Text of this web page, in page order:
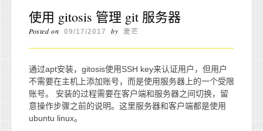
使用 gitosis 管理 git 服务器
Posted on 09/17/2017 by 麦芒
通过apt安装，gitosis使用SSH key来认证用户，但用户
不需要在主机上添加账号，而是使用服务器上的一个受限
账号。 安装的过程需要在客户端和服务器之间切换，留
意操作步骤之前的说明。这里服务器和客户端都是使用
ubuntu linux。